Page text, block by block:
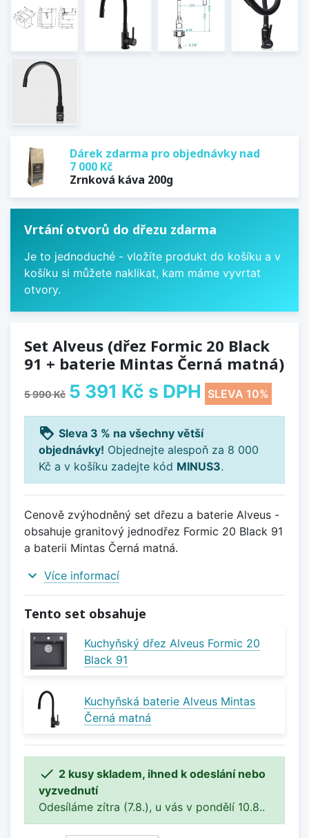
Dárek zdarma pro objednávky nad
7 000 Kč
Zrnková káva 200g
Vrtání otvorů do dřezu zdarma
Je to jednoduché - vložíte produkt do košíku a v
košíku si můžete naklikat, kam máme vyvrtat
otvory.
Set Alveus (dřez Formic 20 Black
91 + baterie Mintas Černá matná)
5 990 Kč 5 391 Kč s DPH SLEVA 10%
loyalty Sleva 3 % na všechny větší
objednávky! Objednejte alespoň za 8 000
Kč a v košíku zadejte kód MINUS3.
Cenově zvýhodněný set dřezu a baterie Alveus -
obsahuje granitový jednodřez Formic 20 Black 91
a baterii Mintas Černá matná.
expand_more Více informací
Tento set obsahuje
Kuchyňský dřez Alveus Formic 20
Black 91
Kuchyňská baterie Alveus Mintas
Černá matná
 2 kusy skladem, ihned k odeslání nebo
vyzvednutí
Odesíláme zítra (7.8.), u vás v pondělí 10.8..